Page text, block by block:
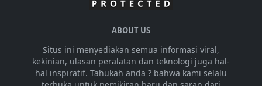
ABOUT US
Situs ini menyediakan semua informasi viral,
kekinian, ulasan peralatan dan teknologi juga hal-
hal inspiratif. Tahukah anda ? bahwa kami selalu